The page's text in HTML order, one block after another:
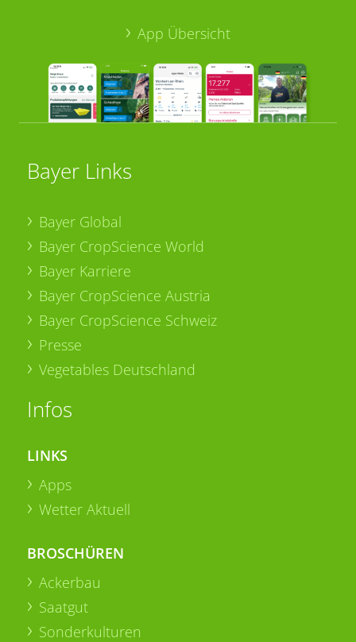
App Übersicht
Bayer Links
Bayer Global
Bayer CropScience World
Bayer Karriere
Bayer CropScience Austria
Bayer CropScience Schweiz
Presse
Vegetables Deutschland
Infos
LINKS
Apps
Wetter Aktuell
BROSCHÜREN
Ackerbau
Saatgut
Sonderkulturen